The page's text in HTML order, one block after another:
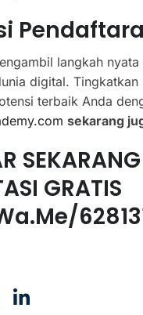
langkah nyata
digital. Tingkatkan
terbaik Anda
sekarang
GRATIS